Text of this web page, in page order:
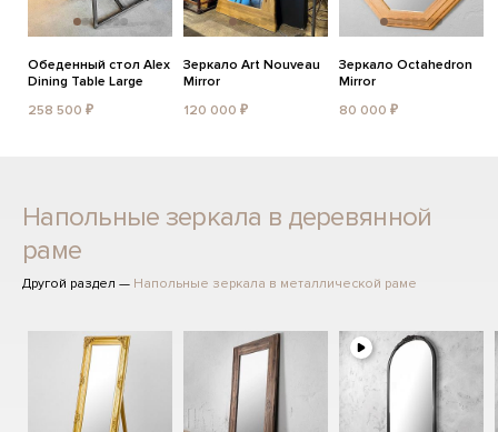
Обеденный стол Alex
Dining Table Large
258 500 ₽
Зеркало Art Nouveau
Mirror
120 000 ₽
Зеркало Octahedron
Mirror
80 000 ₽
Напольные зеркала в деревянной
раме
Другой раздел — Напольные зеркала в металлической раме